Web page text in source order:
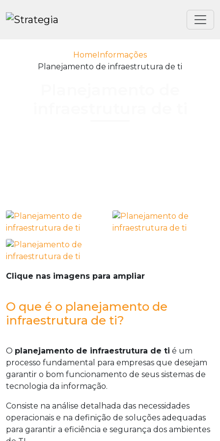
HomeInformações
Planejamento de infraestrutura de ti
Clique nas imagens para ampliar
O que é o planejamento de
infraestrutura de ti?
O planejamento de infraestrutura de ti é um
processo fundamental para empresas que desejam
garantir o bom funcionamento de seus sistemas de
tecnologia da informação.
Consiste na análise detalhada das necessidades
operacionais e na definição de soluções adequadas
para garantir a eficiência e segurança dos ambientes